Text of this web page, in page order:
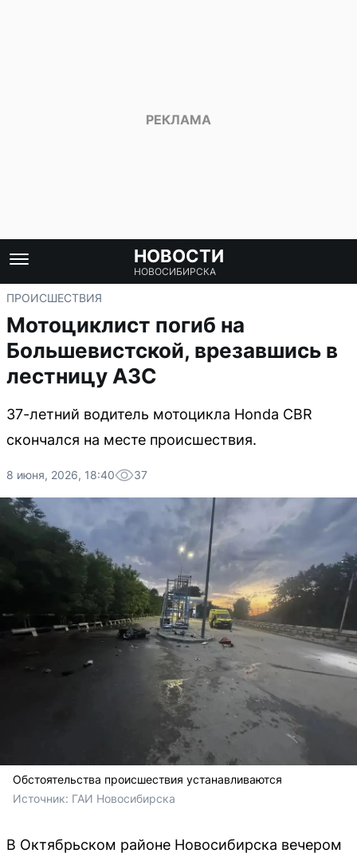
НОВОСТИ
НОВОСИБИРСКА
ПРОИСШЕСТВИЯ
Мотоциклист погиб на
Большевистской, врезавшись в
лестницу АЗС
37-летний водитель мотоцикла Honda CBR
скончался на месте происшествия.
8 июня, 2026, 18:40 37
Обстоятельства происшествия устанавливаются
Источник: ГАИ Новосибирска
В Октябрьском районе Новосибирска вечером